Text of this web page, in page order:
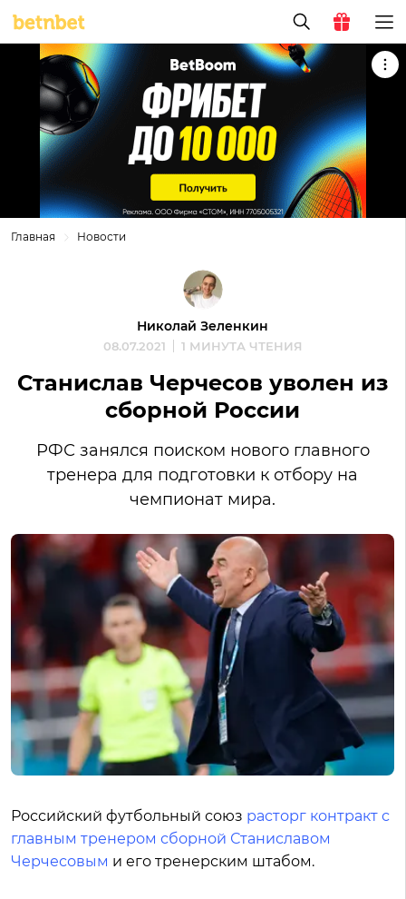
Главная Новости
Николай Зеленкин
08.07.2021 1 МИНУТА ЧТЕНИЯ
Станислав Черчесов уволен из
сборной России
РФС занялся поиском нового главного
тренера для подготовки к отбору на
чемпионат мира.
Российский футбольный союз расторг контракт с
главным тренером сборной Станиславом
Черчесовым и его тренерским штабом.